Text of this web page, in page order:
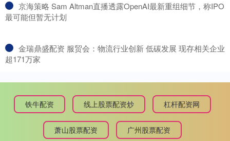
​京海策略 Sam Altman直播透露OpenAI最新重组细节，称IPO
最可能但暂无计划
​金瑞鼎盛配资 服贸会：物流行业创新 低碳发展 现存相关企业
超171万家
铁牛配资 线上股票配资炒 杠杆配资网
萧山股票配资 广州股票配资